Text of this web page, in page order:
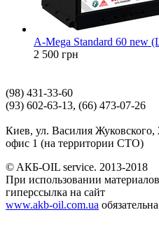
A-Mega Standard 60 new
2 500 грн
(98) 431-33-60
(93) 602-63-13, (66) 473-07-26
Киев, ул. Василия Жуковского,
офис 1 (на территории СТО)
© AКБ-OIL service. 2013-2018
При использовании
гиперссылка на сайт
www.akb-oil.com.ua